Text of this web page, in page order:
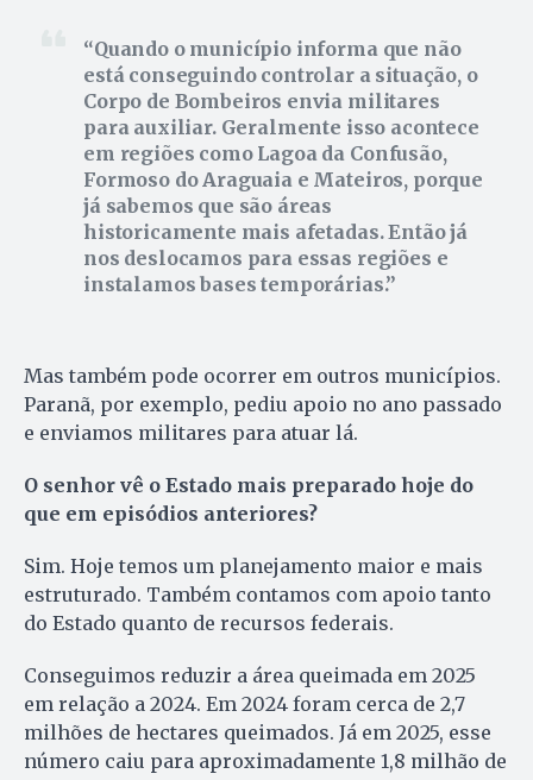
Quando o município informa que não
está conseguindo controlar a situação, o
Corpo de Bombeiros envia militares
para auxiliar. Geralmente isso acontece
em regiões como Lagoa da Confusão,
Formoso do Araguaia e Mateiros, porque
já sabemos que são áreas
historicamente mais afetadas. Então já
nos deslocamos para essas regiões e
instalamos bases temporárias.
Mas também pode ocorrer em outros municípios.
Paranã, por exemplo, pediu apoio no ano passado
e enviamos militares para atuar lá.
O senhor vê o Estado mais preparado hoje do
que em episódios anteriores?
Sim. Hoje temos um planejamento maior e mais
estruturado. Também contamos com apoio tanto
do Estado quanto de recursos federais.
Conseguimos reduzir a área queimada em 2025
em relação a 2024. Em 2024 foram cerca de 2,7
milhões de hectares queimados. Já em 2025, esse
número caiu para aproximadamente 1,8 milhão de